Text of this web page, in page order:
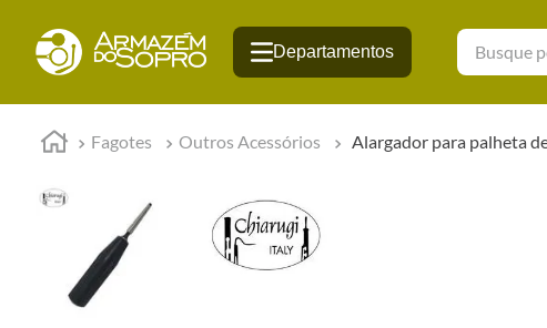
Busque por
Fagotes Outros Acessórios Alargador para palheta